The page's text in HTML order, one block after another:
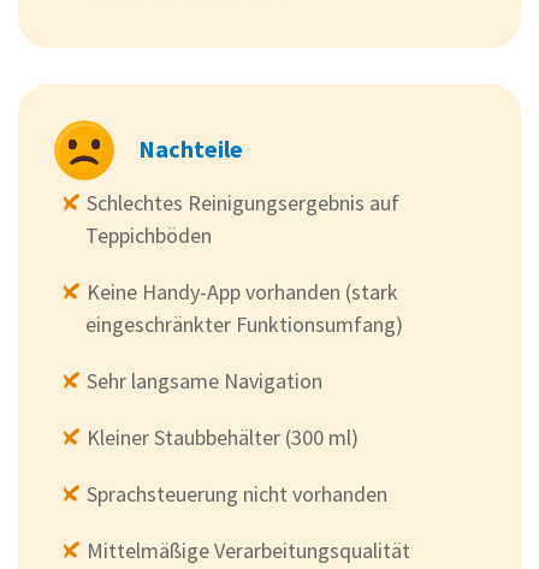
Nachteile
Schlechtes Reinigungsergebnis auf
Teppichböden
Keine Handy-App vorhanden (stark
eingeschränkter Funktionsumfang)
Sehr langsame Navigation
Kleiner Staubbehälter (300 ml)
Sprachsteuerung nicht vorhanden
Mittelmäßige Verarbeitungsqualität